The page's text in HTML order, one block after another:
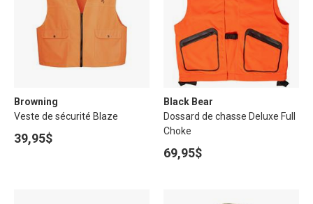
Browning
Veste de sécurité Blaze
39,95$
Black Bear
Dossard de chasse Deluxe Full
Choke
69,95$